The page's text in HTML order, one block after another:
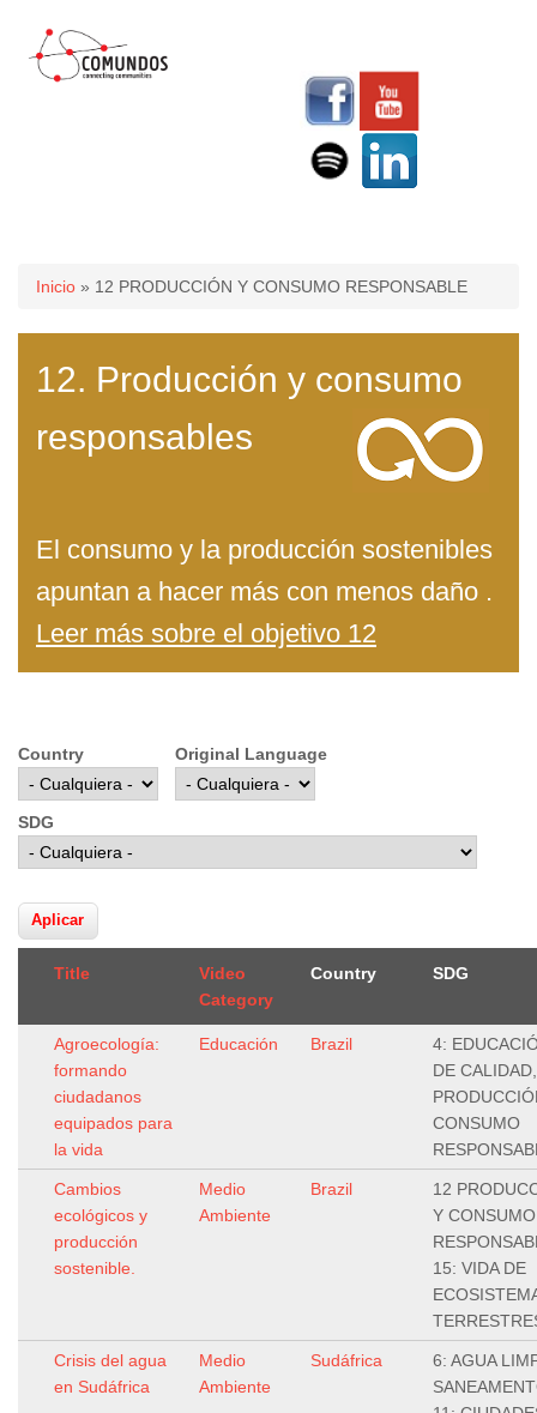
Usted está aquí
Inicio » 12 PRODUCCIÓN Y CONSUMO RESPONSABLE
12. Producción y consumo
responsables
El consumo y la producción sostenibles
apuntan a hacer más con menos daño .
Leer más sobre el objetivo 12
Country Original Language
SDG
Title
Video
Category
Country SDG
Agroecología:
formando
ciudadanos
equipados para
la vida
Educación Brazil
4:
DE
CONSUMO
Cambios
ecológicos y
producción
sostenible.
Medio
Ambiente
Brazil
12
Y CONSUMO
15: VIDA DE
Crisis del agua
en Sudáfrica
Medio
Ambiente
Sudáfrica
6: AGUA